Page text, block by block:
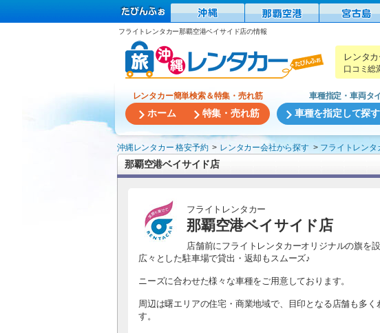
フライトレンタカー那覇空港ベイサイド店の情報
レンタ
口コミ総
レンタカー簡単検索＆特集・売れ筋
ホーム 特集・売れ筋
車種指定・車両タ
車種を指定して探す
沖縄レンタカー 格安予約 レンタカー会社から探す フライトレンタ
那覇空港ベイサイド店
フライトレンタカー
那覇空港ベイサイド店
店舗前にフライトレンタカーオリジナルの旗を
広々とした駐車場で貸出・返却もスムーズ♪
ニーズに合わせた様々な車種をご用意しております。
周辺は曙エリアの住宅・商業地域で、目印となる店舗も多く
す。